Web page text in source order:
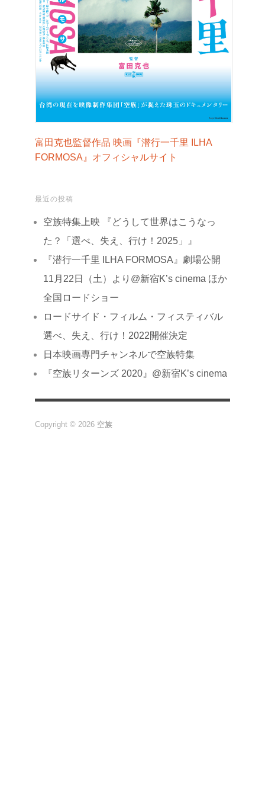
富田克也監督作品 映画『潜行一千里 ILHA
FORMOSA』オフィシャルサイト
最近の投稿
空族特集上映 『どうして世界はこうなっ
た？「選べ、失え、行け！2025」』
『潜行一千里 ILHA FORMOSA』劇場公開
11月22日（土）より@新宿K’s cinema ほか
全国ロードショー
ロードサイド・フィルム・フィスティバル
選べ、失え、行け！2022開催決定
日本映画専門チャンネルで空族特集
『空族リターンズ 2020』@新宿K’s cinema
Copyright © 2026 空族